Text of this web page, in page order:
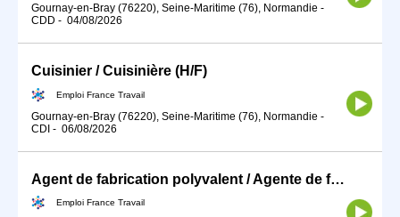
Gournay-en-Bray (76220), Seine-Maritime (76), Normandie -
CDD - 04/08/2026
Cuisinier / Cuisinière (H/F)
Emploi France Travail
Gournay-en-Bray (76220), Seine-Maritime (76), Normandie -
CDI - 06/08/2026
Agent de fabrication polyvalent / Agente de fabrication polyvalen (H/F)
Emploi France Travail